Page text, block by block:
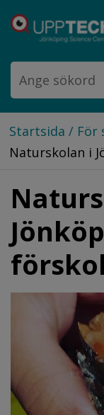
Startsida / För
Naturskolan i